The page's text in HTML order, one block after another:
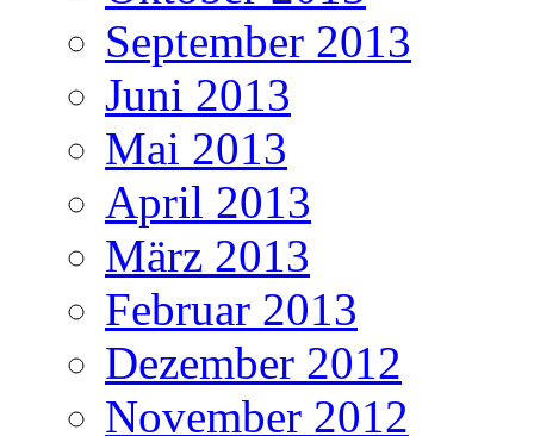
September 2013
Juni 2013
Mai 2013
April 2013
März 2013
Februar 2013
Dezember 2012
November 2012